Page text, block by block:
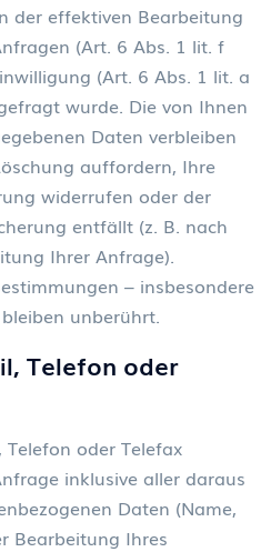
der effektiven Bearbeitung
(Art. 6 Abs. 1 lit. f
(Art. 6 Abs. 1 lit. a
wurde. Die von Ihnen
Daten verbleiben
auffordern, Ihre
widerrufen oder der
entfällt (z. B. nach
Ihrer Anfrage).
– insbesondere
unberührt.
Telefon oder
Telefon oder Telefax
inklusive aller daraus
Daten (Name,
Bearbeitung Ihres